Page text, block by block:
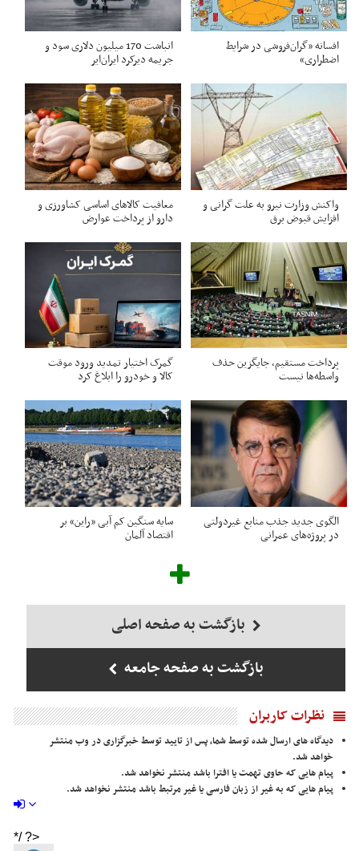
افسانه «گران‌فروشی در شرایط
اضطراری»
انباشت 170 میلیون دلاری سود و
جریمه دیرکرد ایران‌ایر
واکنش وزارت نیرو به علت گرانی و
افزایش قبوض برق
معافیت کالاهای اساسی کشاورزی و
دارو از پرداخت عوارض
پرداخت مستقیم، جایگزین حذف
واسطه‌ها نیست
گمرک اختیار تمدید ورود موقت
کالا و خودرو را ابلاغ کرد
الگوی جدید جذب منابع غیردولتی
در پروژه‌های عمرانی
سایه سنگین کم آبی «راین» بر
اقتصاد آلمان
بازگشت به صفحه اصلی
بازگشت به صفحه جامعه
نظرات کاربران
دیدگاه های ارسال شده توسط شما، پس از تایید توسط خبرگزاری در وب منتشر
خواهد شد.
پیام هایی که حاوی تهمت یا افترا باشد منتشر نخواهد شد.
پیام هایی که به غیر از زبان فارسی یا غیر مرتبط باشد منتشر نخواهد شد.